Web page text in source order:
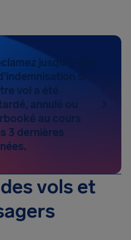
jusqu'à 600
si
vol a été
annulé ou
au cours
3 dernières
vols et